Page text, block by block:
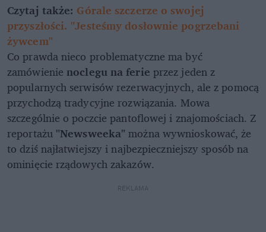
Czytaj także: Górale szczerze o swojej
przyszłości. "Jesteśmy dosłownie pogrzebani
żywcem"
Co prawda nieco problematyczne ma być
zamówienienoclegu na ferie przez jeden z
popularnych serwisów rezerwacyjnych, ale z pomocą
przychodzą tradycyjne rozwiązania. Mowa
szczególnie o poczcie pantoflowej i znajomościach. Z
reportażu "Newsweeka" można wywnioskować, że
to dziś najłatwiejszy i najbezpieczniejszy sposób na
ominięcie rządowych zakazów.
REKLAMA